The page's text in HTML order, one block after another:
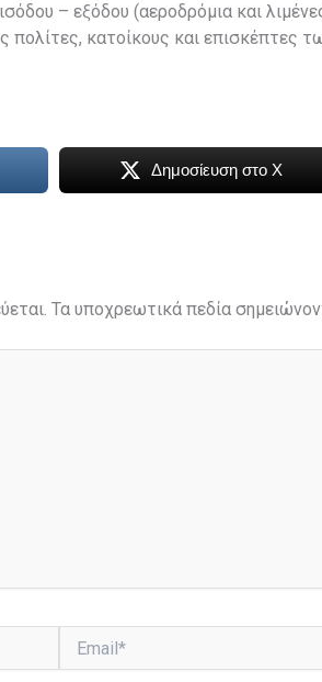
– εξόδου (αεροδρόμια και
κατοίκους και επισκέπτες
Δημοσίευση στο X
Τα υποχρεωτικά πεδία